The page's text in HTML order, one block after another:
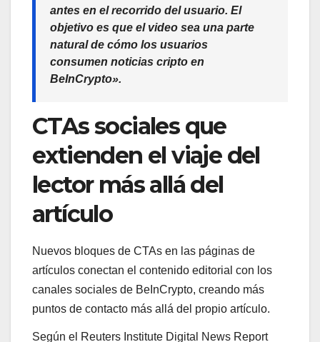
antes en el recorrido del usuario. El
objetivo es que el video sea una parte
natural de cómo los usuarios
consumen noticias cripto en
BeInCrypto».
CTAs sociales que
extienden el viaje del
lector más allá del
artículo
Nuevos bloques de CTAs en las páginas de
artículos conectan el contenido editorial con los
canales sociales de BeInCrypto, creando más
puntos de contacto más allá del propio artículo.
Según el Reuters Institute Digital News Report